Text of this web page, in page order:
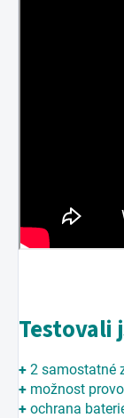
Testovali
+ 2 samostatné
+ možnost
+ ochrana